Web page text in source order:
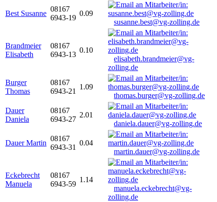
Best Susanne
08167
6943-19
0.09
susanne.best@vg-zolling.de
Brandmeier
Elisabeth
08167
6943-13
0.10
elisabeth.brandmeier@vg-
zolling.de
Burger
Thomas
08167
6943-21
1.09
thomas.burger@vg-zolling.de
Dauer
Daniela
08167
6943-27
2.01
daniela.dauer@vg-zolling.de
Dauer Martin
08167
6943-31
0.04
martin.dauer@vg-zolling.de
Eckebrecht
Manuela
08167
6943-59
1.14
manuela.eckebrecht@vg-
zolling.de